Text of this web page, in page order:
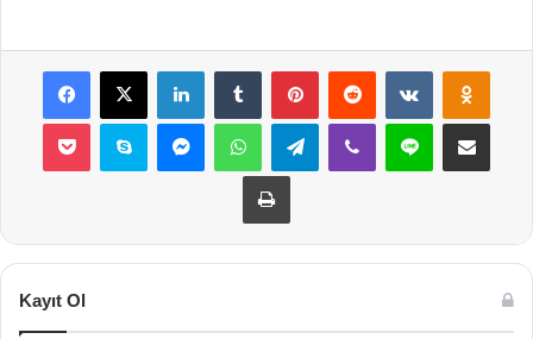
Facebook
X LinkedInTumblr PinterestReddit VKontakte
Pocket Skype MessengerWhatsAppTelegramViber Line E-Posta ile
Yazdır
Kayıt Ol